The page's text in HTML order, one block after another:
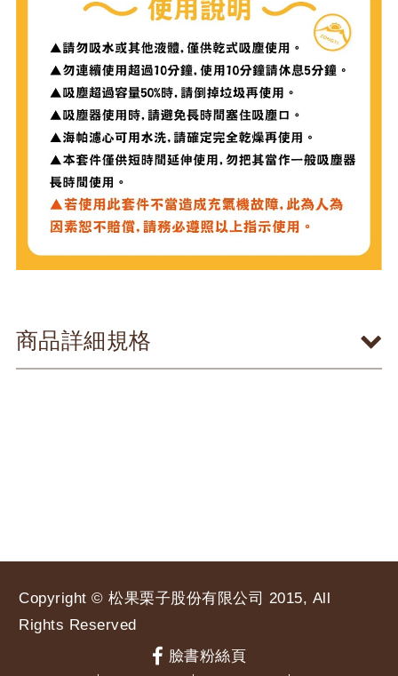
商品詳細規格
Copyright © 松果栗子股份有限公司 2015, All
Rights Reserved
臉書粉絲頁